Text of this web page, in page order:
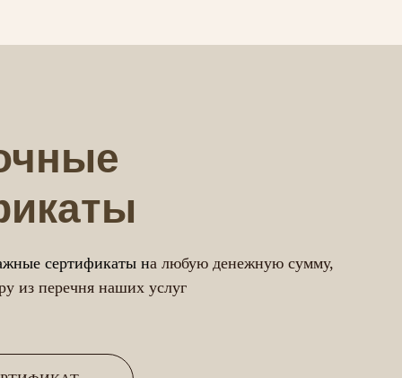
сертификаты на любую денежную сумму,
из перечня наших услуг